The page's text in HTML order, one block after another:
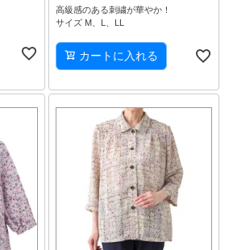
高級感のある刺繍が華やか！
サイズ M、L、LL
カートに入れる